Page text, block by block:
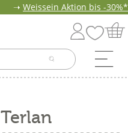
➝ Weissein Aktion bis -30%*